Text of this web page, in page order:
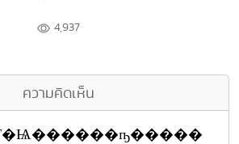
4,937
ความคิดเห็น